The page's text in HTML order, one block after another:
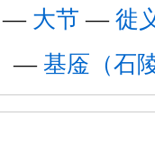
— 大节 — 徙
— 基㕋（石